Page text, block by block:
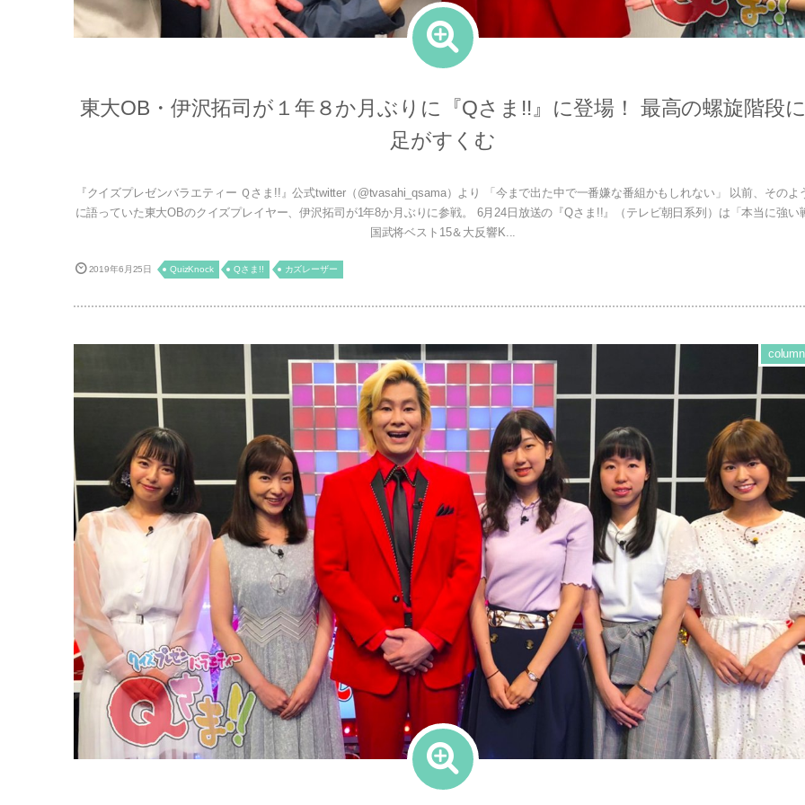
東大OB・伊沢拓司が１年８か月ぶりに『Qさま!!』に登場！ 最高の螺旋階段に
足がすくむ
『クイズプレゼンバラエティー Ｑさま!!』公式twitter（@tvasahi_qsama）より 「今まで出た中で一番嫌な番組かもしれない」 以前、そのよ
に語っていた東大OBのクイズプレイヤー、伊沢拓司が1年8か月ぶりに参戦。 6月24日放送の『Qさま!!』（テレビ朝日系列）は「本当に強い
国武将ベスト15＆大反響K...
2019年6月25日 QuizKnock Qさま!! カズレーザー
column